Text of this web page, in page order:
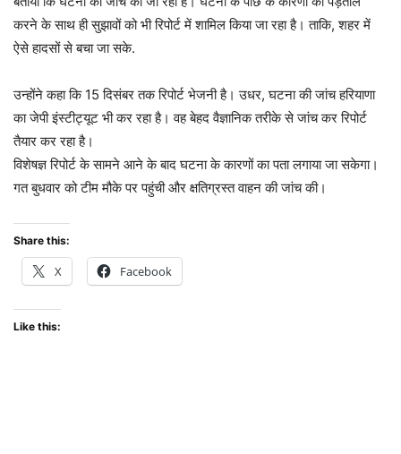
करने के साथ ही सुझावों को भी रिपोर्ट में शामिल किया जा रहा है। ताकि, शहर में
ऐसे हादसों से बचा जा सके.
उन्होंने कहा कि 15 दिसंबर तक रिपोर्ट भेजनी है। उधर, घटना की जांच हरियाणा
का जेपी इंस्टीट्यूट भी कर रहा है। वह बेहद वैज्ञानिक तरीके से जांच कर रिपोर्ट
तैयार कर रहा है।
विशेषज्ञ रिपोर्ट के सामने आने के बाद घटना के कारणों का पता लगाया जा सकेगा।
गत बुधवार को टीम मौके पर पहुंची और क्षतिग्रस्त वाहन की जांच की।
Share this:
X Facebook
Like this: